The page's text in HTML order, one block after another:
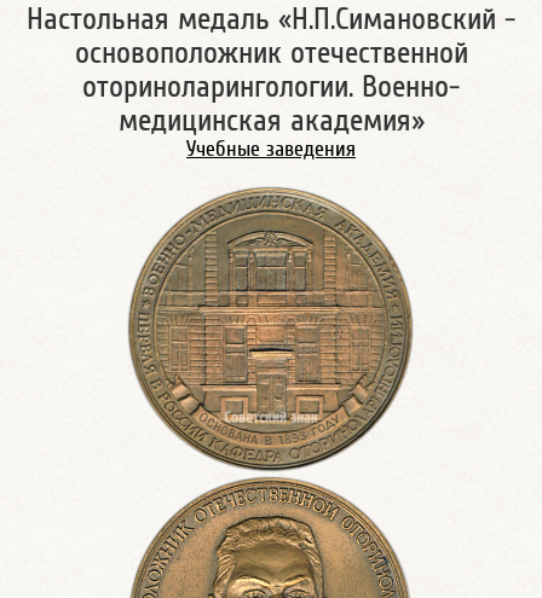
Настольная медаль «Н.П.Симановский -
основоположник отечественной
оториноларингологии. Военно-
медицинская академия»
Учебные заведения